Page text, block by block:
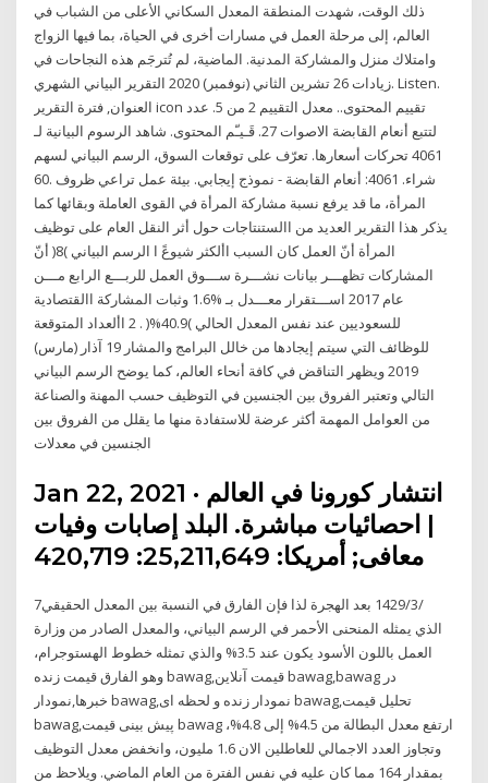
ذلك الوقت، شهدت المنطقة المعدل السكاني الأعلى من الشباب في
العالم، إلى مرحلة العمل في مسارات أخرى في الحياة، بما فيها الزواج
وامتلاك منزل والمشاركة المدنية. الماضية، لم تُترجَم هذه النجاحات في
زيادات 26 تشرين الثاني (نوفمبر) 2020 التقرير البياني الشهري. Listen.
العنوان, فترة التقرير icon تقييم المحتوى.. معدل التقييم 2 من 5. عدد
الاصوات 27. قَـيـّم المحتوى. شاهد الرسوم البيانية لـ ‎أنعام القابضة‎ لتتبع
تحركات أسعارها. تعرّف على توقعات السوق، الرسم البياني لسهم ‎4061‎
60. شراء. 4061: أنعام القابضة - نموذج إيجابي. بيئة عمل تراعي ظروف
المرأة، ما قد يرفع نسبة مشاركة المرأة في القوى العاملة وبقائها كما
يذكر هذا التقرير العديد من االستنتاجات حول أثر النقل العام على توظيف
المرأة أنّ العمل كان السبب األكثر شيوعً ا الرسم البياني )8( أنّ
المشاركات تظهـــر بيانات نشـــرة ســـوق العمل للربـــع الرابع مـــن
عام 2017 اســـتقرار معـــدل بـ %1.6 وثبات المشاركة االقتصادية
للسعوديين عند نفس المعدل الحالي )40.9%( . 2 األعداد المتوقعة
للوظائف التي سيتم إيجادها من خالل البرامج والمشار 19 آذار (مارس)
2019 ويظهر التناقض في كافة أنحاء العالم، كما يوضح الرسم البياني
التالي وتعتبر الفروق بين الجنسين في التوظيف حسب المهنة والصناعة
من العوامل المهمة أكثر عرضة للاستفادة منها ما يقلل من الفروق بين
الجنسين في معدلات
Jan 22, 2021 · انتشار كورونا في العالم
| احصائيات مباشرة. البلد إصابات وفيات
معافى; أمريكا: 25,211,649: 420,719
7‏‏/3‏‏/1429 بعد الهجرة لذا فإن الفارق في النسبة بين المعدل الحقيقي
الذي يمثله المنحنى الأحمر في الرسم البياني، والمعدل الصادر من وزارة
العمل باللون الأسود يكون عند 3.5% والذي تمثله خطوط الهستوجرام،
وهو الفارق قیمت زنده bawag,قیمت آنلاین bawag,bawag در
خبرها,نمودار bawag,نمودار زنده و لحظه ای bawag,تحلیل قیمت
bawag,پیش بینی قیمت bawag ارتفع معدل البطالة من 4.5% إلى 4.8%،
وتجاوز العدد الاجمالي للعاطلين الان 1.6 مليون، وانخفض معدل التوظيف
بمقدار 164 مما كان عليه في نفس الفترة من العام الماضي. ويلاحظ من